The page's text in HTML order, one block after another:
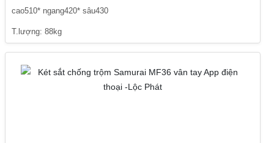
cao510* ngang420* sâu430
T.lượng: 88kg